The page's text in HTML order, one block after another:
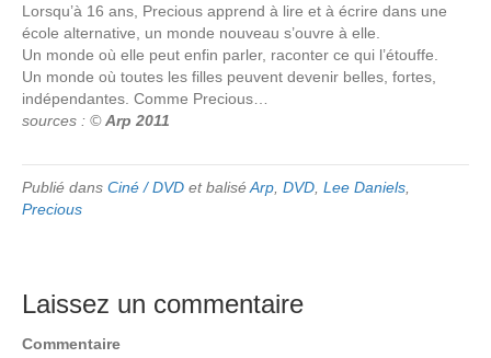
Lorsqu’à 16 ans, Precious apprend à lire et à écrire dans une
école alternative, un monde nouveau s’ouvre à elle.
Un monde où elle peut enfin parler, raconter ce qui l’étouffe.
Un monde où toutes les filles peuvent devenir belles, fortes,
indépendantes. Comme Precious…
sources : ©Arp 2011
Publié dans Ciné / DVD et baliséArp DVD Lee Daniels
Precious
Laissez un commentaire
Commentaire